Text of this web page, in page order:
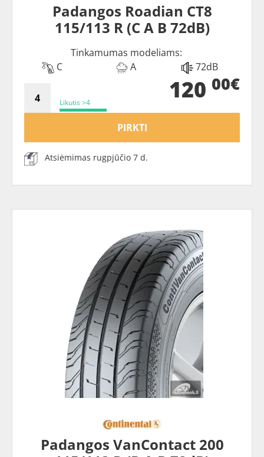
Padangos Roadian CT8
115/113 R (C A B 72dB)
Tinkamumas modeliams:
C
A 72dB
Likutis >4 120 00€
PIRKTI
Atsiėmimas rugpjūčio 7 d.
Padangos VanContact 200